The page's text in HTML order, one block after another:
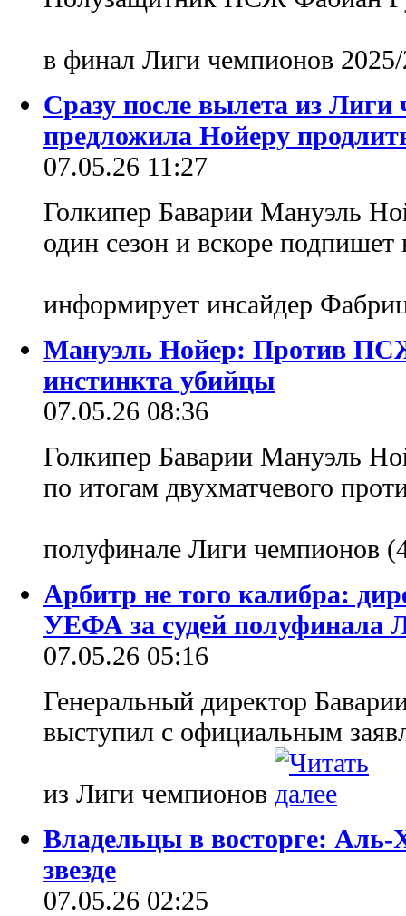
в финал Лиги чемпионов
Сразу после вылета из
предложила Нойеру
07.05.26 11:27
Голкипер Баварии Мануэль
один сезон и вскоре подпишет
информирует инсайдер
Мануэль Нойер: Против
инстинкта убийцы
07.05.26 08:36
Голкипер Баварии Мануэль
по итогам двухматчевого
полуфинале Лиги чемпионов
Арбитр не того калибра:
УЕФА за судей полуфинала
07.05.26 05:16
Генеральный директор
выступил с официальным
из Лиги чемпионов
Владельцы в восторге: Аль-
звезде
07.05.26 02:25